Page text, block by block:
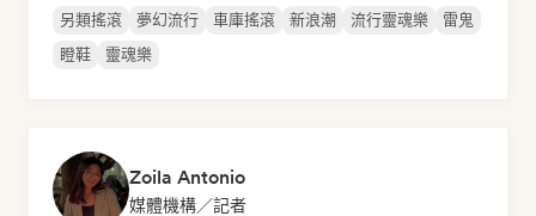
另類搖滾 夢幻流行 車庫搖滾 新浪潮 流行靈魂樂
雷鬼
瞪鞋
靈魂樂
Zoila Antonio
媒體機構／記者